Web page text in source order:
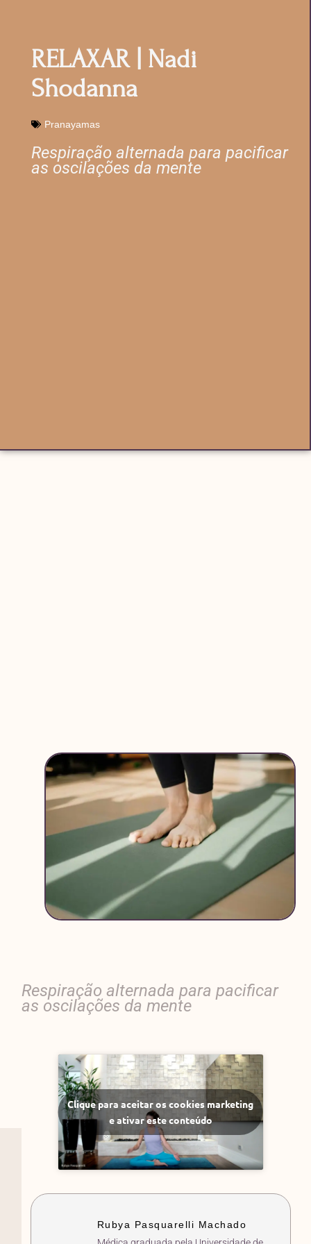
RELAXAR | Nadi
Shodanna
Pranayamas
Respiração alternada para pacificar
as oscilações da mente
Respiração alternada para pacificar
as oscilações da mente
Clique para aceitar os cookies marketing
e ativar este conteúdo
Rubya Pasquarelli Machado